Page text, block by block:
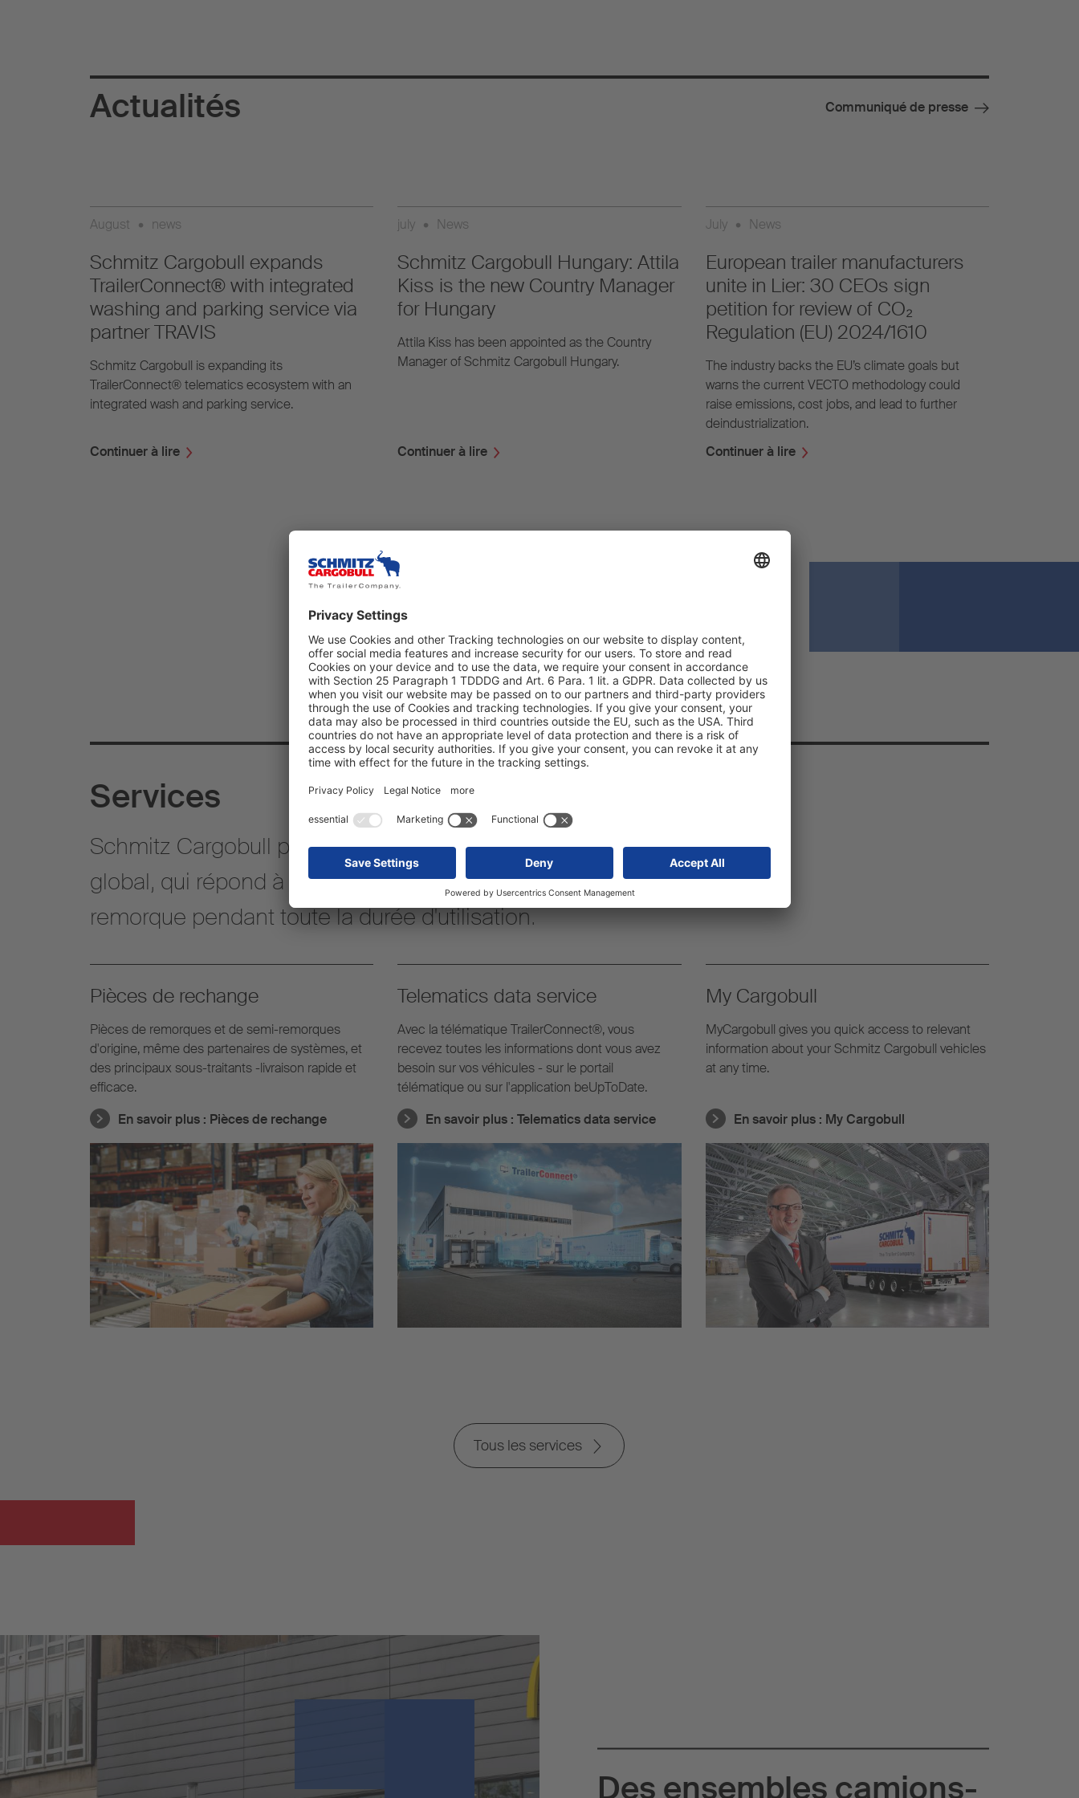
Actualités Communiqué de presse
August • news
Schmitz Cargobull expands
TrailerConnect® with integrated
washing and parking service via
partner TRAVIS
Schmitz Cargobull is expanding its
TrailerConnect® telematics ecosystem with an
integrated wash and parking service.
Continuer à lire
july • News
Schmitz Cargobull Hungary: Attila
Kiss is the new Country Manager
for Hungary
Attila Kiss has been appointed as the Country
Manager of Schmitz Cargobull Hungary.
Continuer à lire
July • News
European trailer manufacturers
unite in Lier: 30 CEOs sign
petition for review of CO₂
Regulation (EU) 2024/1610
The industry backs the EU’s climate goals but
warns the current VECTO methodology could
raise emissions, cost jobs, and lead to further
deindustrialization.
Continuer à lire
Services
Schmitz Cargobull propose un univers de services
global, qui répond à tous les besoins relatifs à la semi-
remorque pendant toute la durée d'utilisation.
Pièces de rechange
Pièces de remorques et de semi-remorques
d'origine, même des partenaires de systèmes, et
des principaux sous-traitants -livraison rapide et
efficace.
En savoir plus : Pièces de rechange
Telematics data service
Avec la télématique TrailerConnect®, vous
recevez toutes les informations dont vous avez
besoin sur vos véhicules - sur le portail
télématique ou sur l'application beUpToDate.
En savoir plus : Telematics data service
My Cargobull
MyCargobull gives you quick access to relevant
information about your Schmitz Cargobull vehicles
at any time.
En savoir plus : My Cargobull
Tous les services
Des ensembles camions-